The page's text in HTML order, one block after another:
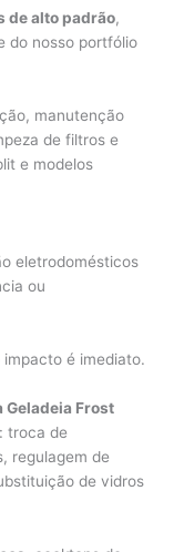
de alto padrão,
do nosso portfólio
manutenção
de filtros e
e modelos
eletrodomésticos
ou
é imediato.
Geladeia Frost
troca de
regulagem de
de vidros